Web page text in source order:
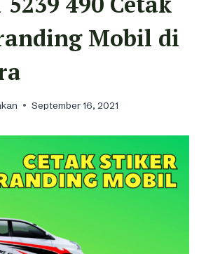
Mobil di
September 16, 2021